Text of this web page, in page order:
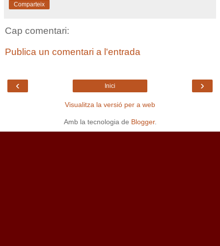
Comparteix
Cap comentari:
Publica un comentari a l'entrada
‹ ›
Inici
Visualitza la versió per a web
Amb la tecnologia de Blogger.